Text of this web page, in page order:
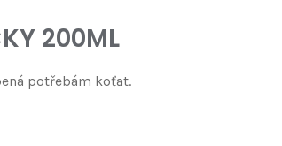
200ML
potřebám koťat.